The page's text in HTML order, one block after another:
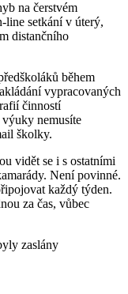
na čerstvém
line setkání v úterý,
distančního
během
vypracovaných
činností
nemusíte
školky.
vidět se i s ostatními
Není povinné.
každý týden.
za čas, vůbec
zaslány